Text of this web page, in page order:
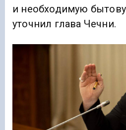
и необходимую
уточнил глава Чечни.